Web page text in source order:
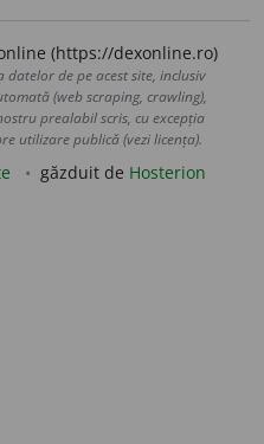
(https://dexonline.ro)
de pe acest site, inclusiv
(web scraping, crawling),
prealabil scris, cu excepția
utilizare publică (vezi licența).
găzduit de Hosterion